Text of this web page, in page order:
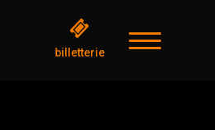
billetterie